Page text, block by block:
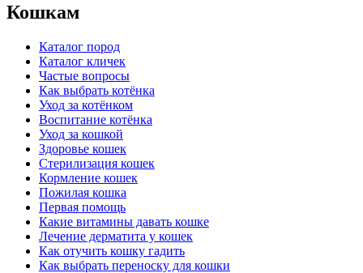
Кошкам
Каталог пород
Каталог кличек
Частые вопросы
Как выбрать котёнка
Уход за котёнком
Воспитание котёнка
Уход за кошкой
Здоровье кошек
Стерилизация кошек
Кормление кошек
Пожилая кошка
Первая помощь
Какие витамины давать кошке
Лечение дерматита у кошек
Как отучить кошку гадить
Как выбрать переноску для кошки